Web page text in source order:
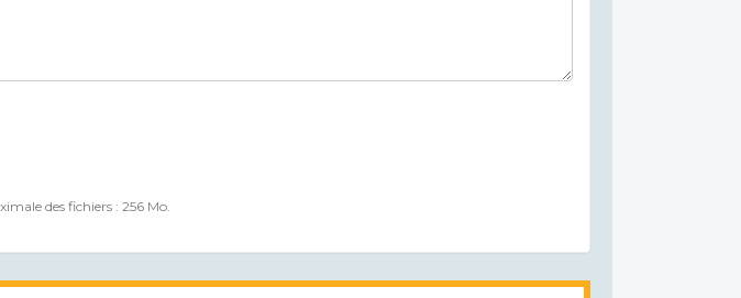
des fichiers : 256 Mo.